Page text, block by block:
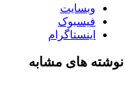
وبسایت
فیسبوک
اینستاگرام
های مشابه